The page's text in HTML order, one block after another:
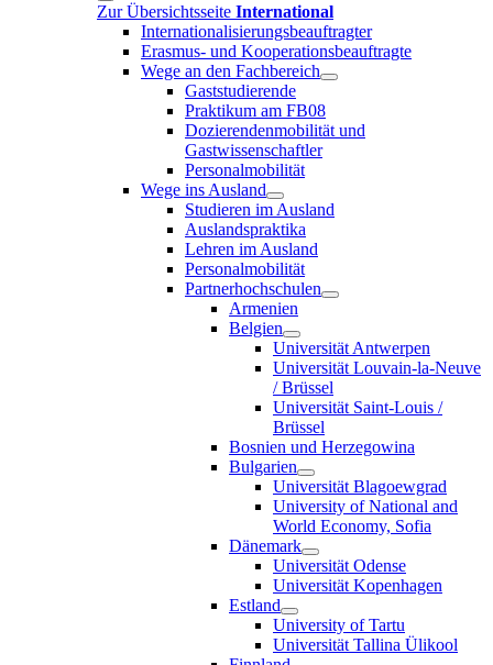
Zur Übersichtsseite International
Internationalisierungsbeauftragter
Erasmus- und Kooperationsbeauftragte
Wege an den Fachbereich
Gaststudierende
Praktikum am FB08
Dozierendenmobilität und
Gastwissenschaftler
Personalmobilität
Wege ins Ausland
Studieren im Ausland
Auslandspraktika
Lehren im Ausland
Personalmobilität
Partnerhochschulen
Armenien
Belgien
Universität Antwerpen
Universität Louvain-la-Neuve
/ Brüssel
Universität Saint-Louis /
Brüssel
Bosnien und Herzegowina
Bulgarien
Universität Blagoewgrad
University of National and
World Economy, Sofia
Dänemark
Universität Odense
Universität Kopenhagen
Estland
University of Tartu
Universität Tallina Ülikool